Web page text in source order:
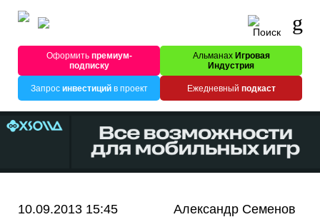
Оформитьпремиум-
подписку
Альманах Игровая
Индустрия
Запрос инвестицийв проект Ежедневный подкаст
10.09.2013 15:45 Александр Семенов